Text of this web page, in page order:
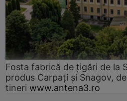
Fosta fabrică de țigări de la
produs Carpați și Snagov,
tineri www.antena3.ro